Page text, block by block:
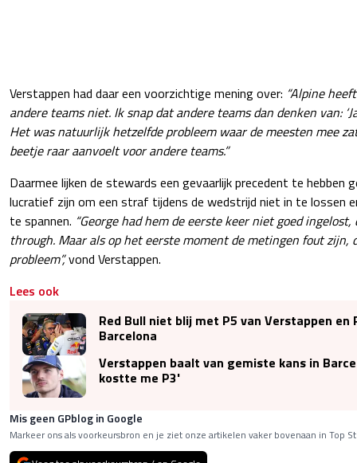
Verstappen had daar een voorzichtige mening over: “Alpine
andere teams niet. Ik snap dat andere teams dan denken van:
Het was natuurlijk hetzelfde probleem waar de meesten mee
beetje raar aanvoelt voor andere teams.”
Daarmee lijken de stewards een gevaarlijk precedent te hebben
lucratief zijn om een straf tijdens de wedstrijd niet in te lossen
te spannen. “George had hem de eerste keer niet goed
through. Maar als op het eerste moment de metingen fout zijn,
probleem”,vond Verstappen.
Lees ook
Red Bull niet blij met P5 van Verstappen en
Barcelona
Verstappen baalt van gemiste kans in
kostte me P3'
Mis geen GPblog in Google
Markeer ons als voorkeursbron en je ziet onze artikelen vaker bovenaan in Top